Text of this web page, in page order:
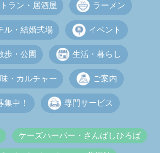
ラン・居酒屋 ラーメン
ル・結婚式場 イベント
歩・公園 生活・暮らし
・カルチャー ご案内
集中！ 専門サービス
ケーズハーバー・さんばしひろば